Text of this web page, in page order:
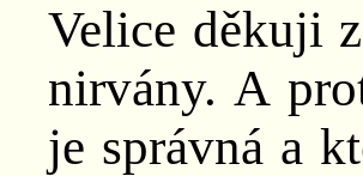
Velice děkuji
nirvány. A
je správná a